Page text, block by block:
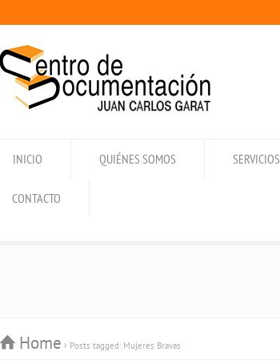
INICIO QUIÉNES SOMOS SERVICIOS
CONTACTO
Home Posts tagged: Mujeres Bravas